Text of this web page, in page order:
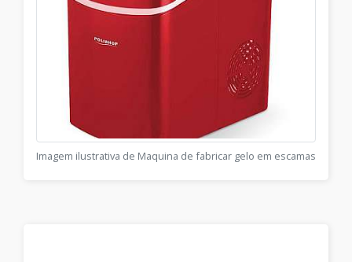
Imagem ilustrativa de Maquina de fabricar gelo em escamas